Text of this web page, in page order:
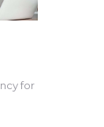
for